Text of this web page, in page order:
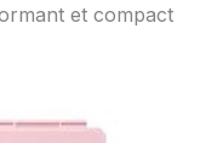
et compact